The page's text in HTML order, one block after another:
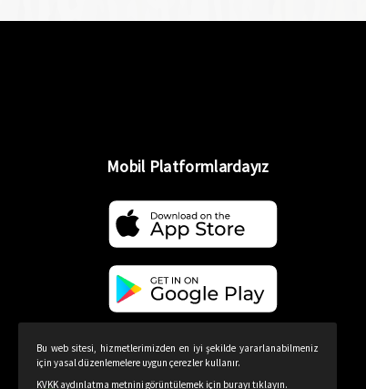
Mobil Platformlardayız
Bu web sitesi, hizmetlerimizden en iyi şekilde yararlanabilmeniz
için yasal düzenlemelere uygun çerezler kullanır.
KVKK aydınlatma metnini görüntülemek için burayı tıklayın.